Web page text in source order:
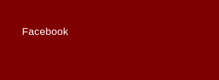
Facebook